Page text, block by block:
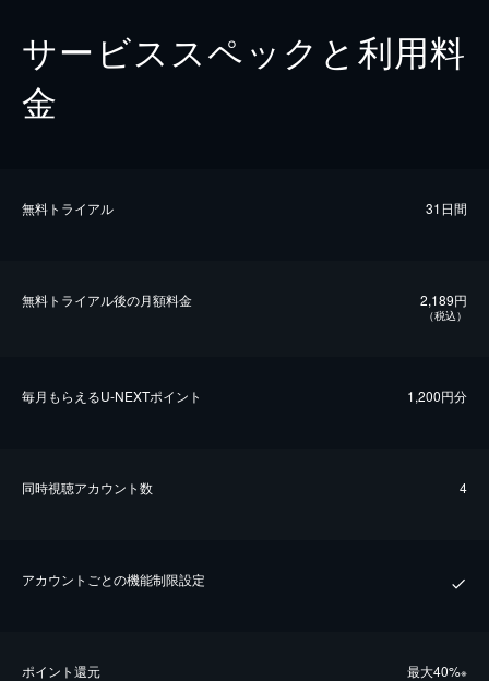
サービススペックと利用料
金
無料トライアル 31日間
無料トライアル後の⽉額料金 2,189円
（税込）
毎⽉もらえるU-NEXTポイント 1,200円分
同時視聴アカウント数 4
アカウントごとの機能制限設定
ポイント還元 最⼤40%※